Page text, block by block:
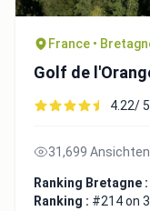
France •
Golf de
4.22/
31,699 Ansichten
Ranking Bretagne :
Ranking : #214 on